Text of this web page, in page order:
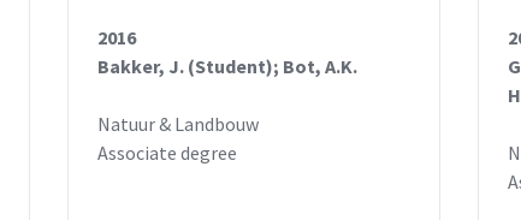
2016
Bakker, J. (Student); Bot, A.K.
Natuur & Landbouw
Associate degree